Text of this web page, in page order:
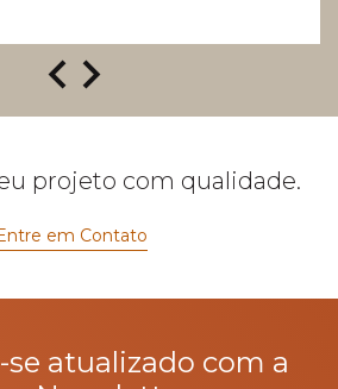
projeto com qualidade.
Entre em Contato
atualizado com a